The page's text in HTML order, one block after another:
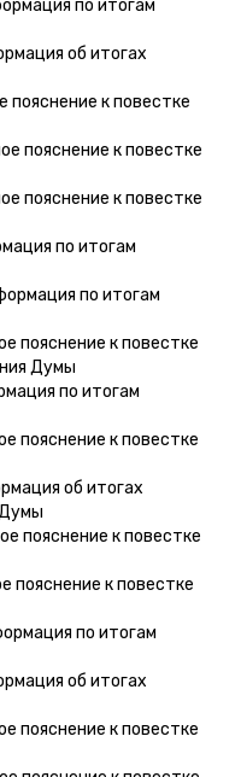
по итогам
об итогах
пояснение к повестке
пояснение к повестке
пояснение к повестке
по итогам
по итогам
пояснение к повестке
Думы
по итогам
пояснение к повестке
об итогах
пояснение к повестке
пояснение к повестке
по итогам
об итогах
пояснение к повестке